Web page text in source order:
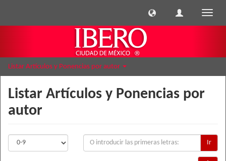
Listar Artículos y Ponencias por autor
Listar Artículos y Ponencias por
autor
Ir